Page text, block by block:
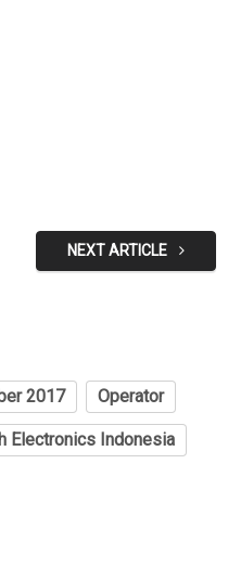
NEXT ARTICLE
2017 Operator
Electronics Indonesia